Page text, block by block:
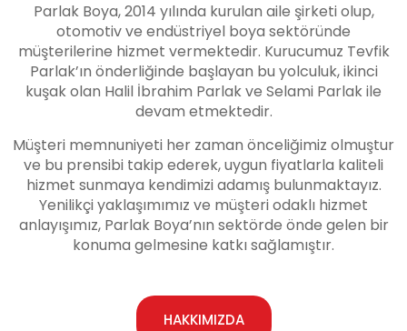
Parlak Boya, 2014 yılında kurulan aile şirketi olup,
otomotiv ve endüstriyel boya sektöründe
müşterilerine hizmet vermektedir. Kurucumuz Tevfik
Parlak’ın önderliğinde başlayan bu yolculuk, ikinci
kuşak olan Halil İbrahim Parlak ve Selami Parlak ile
devam etmektedir.
Müşteri memnuniyeti her zaman önceliğimiz olmuştur
ve bu prensibi takip ederek, uygun fiyatlarla kaliteli
hizmet sunmaya kendimizi adamış bulunmaktayız.
Yenilikçi yaklaşımımız ve müşteri odaklı hizmet
anlayışımız, Parlak Boya’nın sektörde önde gelen bir
konuma gelmesine katkı sağlamıştır.
HAKKIMIZDA